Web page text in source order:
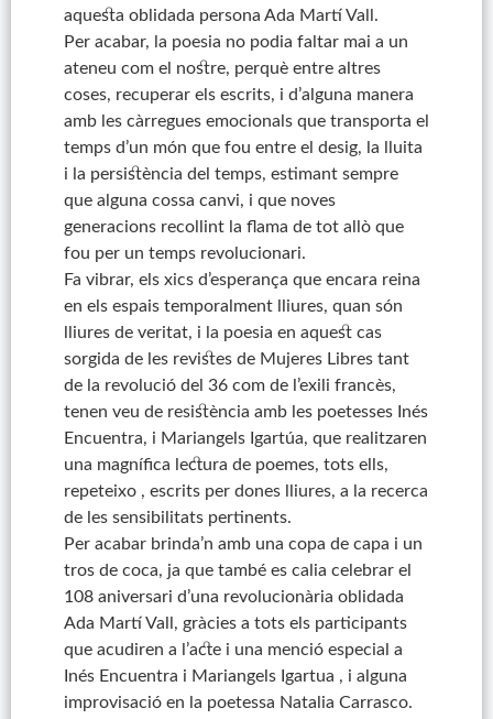
aquesta oblidada persona Ada Martí Vall.
Per acabar, la poesia no podia faltar mai a un
ateneu com el nostre, perquè entre altres
coses, recuperar els escrits, i d’alguna manera
amb les càrregues emocionals que transporta el
temps d’un món que fou entre el desig, la lluita
i la persistència del temps, estimant sempre
que alguna cossa canvi, i que noves
generacions recollint la flama de tot allò que
fou per un temps revolucionari.
Fa vibrar, els xics d’esperança que encara reina
en els espais temporalment lliures, quan són
lliures de veritat, i la poesia en aquest cas
sorgida de les revistes de Mujeres Libres tant
de la revolució del 36 com de l’exili francès,
tenen veu de resistència amb les poetesses Inés
Encuentra, i Mariangels Igartúa, que realitzaren
una magnífica lectura de poemes, tots ells,
repeteixo , escrits per dones lliures, a la recerca
de les sensibilitats pertinents.
Per acabar brinda’n amb una copa de capa i un
tros de coca, ja que també es calia celebrar el
108 aniversari d’una revolucionària oblidada
Ada Martí Vall, gràcies a tots els participants
que acudiren a l’acte i una menció especial a
Inés Encuentra i Mariangels Igartua , i alguna
improvisació en la poetessa Natalia Carrasco.